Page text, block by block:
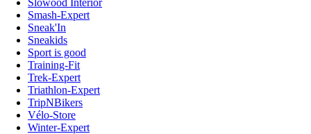
Smash-Expert
Sneak'In
Sneakids
Sport is good
Training-Fit
Trek-Expert
Triathlon-Expert
TripNBikers
Vélo-Store
Winter-Expert